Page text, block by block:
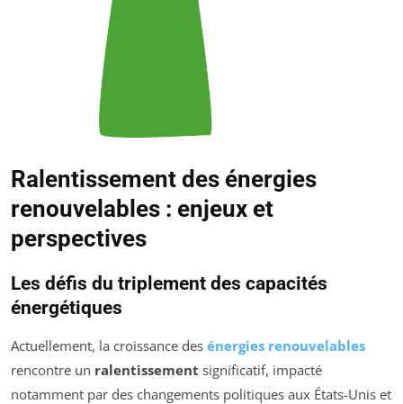
Ralentissement des énergies
renouvelables : enjeux et
perspectives
Les défis du triplement des capacités
énergétiques
Actuellement, la croissance des énergies renouvelables
rencontre un ralentissement significatif, impacté
notamment par des changements politiques aux États-Unis et